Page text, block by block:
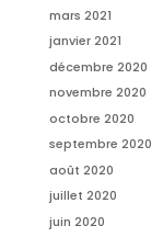
mars 2021
janvier 2021
décembre 2020
novembre 2020
octobre 2020
septembre 2020
août 2020
juillet 2020
juin 2020